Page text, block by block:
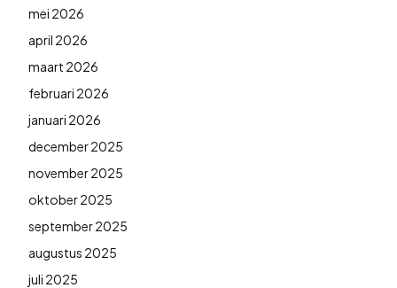
mei 2026
april 2026
maart 2026
februari 2026
januari 2026
december 2025
november 2025
oktober 2025
september 2025
augustus 2025
juli 2025